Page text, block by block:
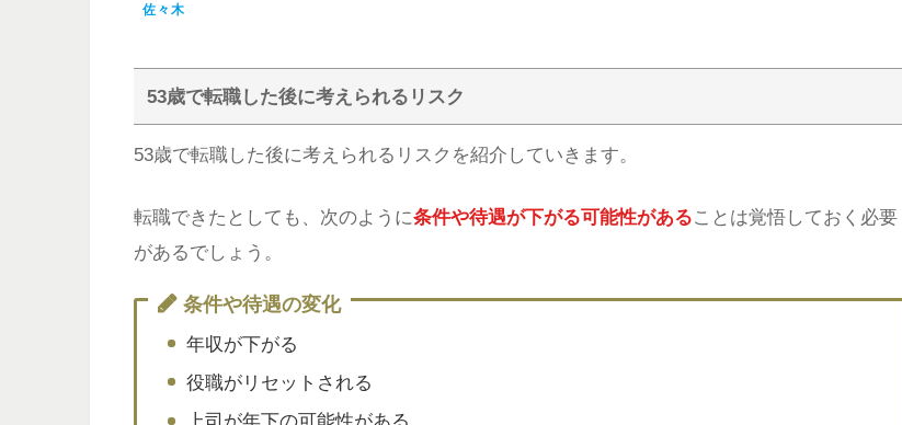
佐々木
53歳で転職した後に考えられるリスク
53歳で転職した後に考えられるリスクを紹介していきます。
転職できたとしても、次のように条件や待遇が下がる可能性があることは覚悟しておく必要
があるでしょう。
条件や待遇の変化
年収が下がる
役職がリセットされる